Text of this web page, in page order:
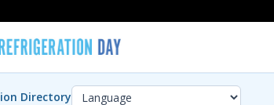
Directory